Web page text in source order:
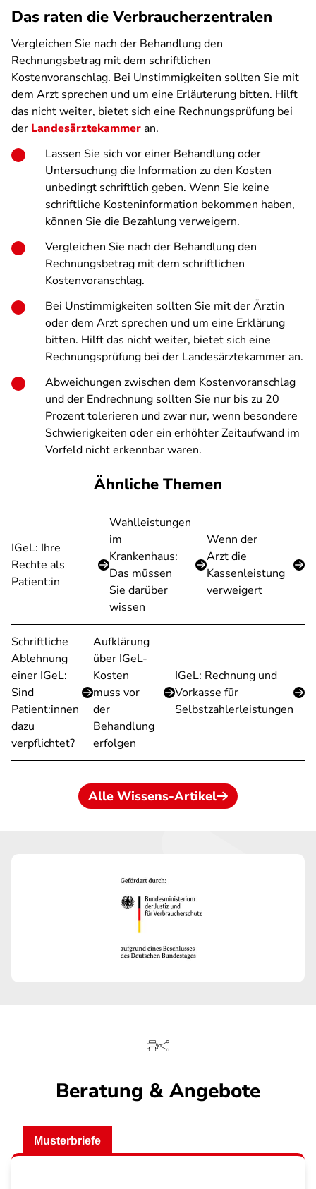
Das raten die Verbraucherzentralen
Vergleichen Sie nach der Behandlung den
Rechnungsbetrag mit dem schriftlichen
Kostenvoranschlag. Bei Unstimmigkeiten sollten Sie mit
dem Arzt sprechen und um eine Erläuterung bitten. Hilft
das nicht weiter, bietet sich eine Rechnungsprüfung bei
der Landesärztekammeran.
Lassen Sie sich vor einer Behandlung oder
Untersuchung die Information zu den Kosten
unbedingt schriftlich geben. Wenn Sie keine
schriftliche Kosteninformation bekommen haben,
können Sie die Bezahlung verweigern.
Vergleichen Sie nach der Behandlung den
Rechnungsbetrag mit dem schriftlichen
Kostenvoranschlag.
Bei Unstimmigkeiten sollten Sie mit der Ärztin
oder dem Arzt sprechen und um eine Erklärung
bitten. Hilft das nicht weiter, bietet sich eine
Rechnungsprüfung bei der Landesärztekammer an.
Abweichungen zwischen dem Kostenvoranschlag
und der Endrechnung sollten Sie nur bis zu 20
Prozent tolerieren und zwar nur, wenn besondere
Schwierigkeiten oder ein erhöhter Zeitaufwand im
Vorfeld nicht erkennbar waren.
Ähnliche Themen
IGeL: Ihre
Rechte als
Patient:in
Wahlleistungen
im
Krankenhaus:
Das müssen
Sie darüber
wissen
Wenn der
Arzt die
Kassenleistung
verweigert
Schriftliche
Ablehnung
einer IGeL:
Sind
Patient:innen
dazu
verpflichtet?
Aufklärung
über IGeL-
Kosten
muss vor
der
Behandlung
erfolgen
IGeL: Rechnung und
Vorkasse für
Selbstzahlerleistungen
Alle Wissens-Artikel
Beratung & Angebote
Musterbriefe